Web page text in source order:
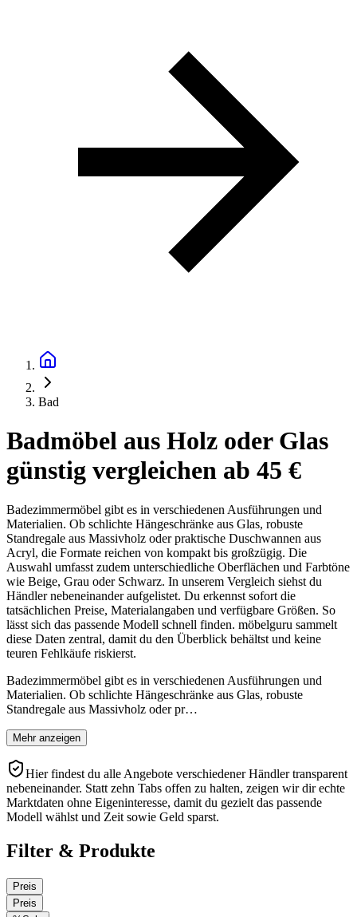
Bad
Badmöbel aus Holz oder Glas
günstig vergleichen ab 45 €
Badezimmermöbel gibt es in verschiedenen Ausführungen und
Materialien. Ob schlichte Hängeschränke aus Glas, robuste
Standregale aus Massivholz oder praktische Duschwannen aus
Acryl, die Formate reichen von kompakt bis großzügig. Die
Auswahl umfasst zudem unterschiedliche Oberflächen und Farbtöne
wie Beige, Grau oder Schwarz. In unserem Vergleich siehst du
Händler nebeneinander aufgelistet. Du erkennst sofort die
tatsächlichen Preise, Materialangaben und verfügbare Größen. So
lässt sich das passende Modell schnell finden. möbelguru sammelt
diese Daten zentral, damit du den Überblick behältst und keine
teuren Fehlkäufe riskierst.
Badezimmermöbel gibt es in verschiedenen Ausführungen und
Materialien. Ob schlichte Hängeschränke aus Glas, robuste
Standregale aus Massivholz oder pr…
Mehr anzeigen
Hier findest du alle Angebote verschiedener Händler transparent
nebeneinander. Statt zehn Tabs offen zu halten, zeigen wir dir echte
Marktdaten ohne Eigeninteresse, damit du gezielt das passende
Modell wählst und Zeit sowie Geld sparst.
Filter & Produkte
Preis
Preis